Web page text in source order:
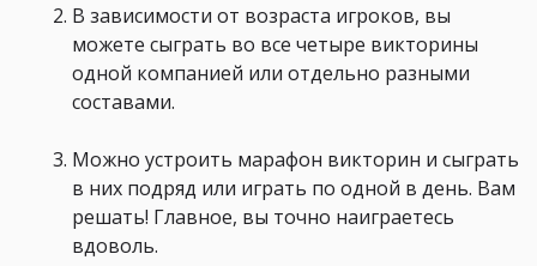
В зависимости от возраста игроков, вы
можете сыграть во все четыре викторины
одной компанией или отдельно разными
составами.
Можно устроить марафон викторин и сыграть
в них подряд или играть по одной в день. Вам
решать! Главное, вы точно наиграетесь
вдоволь.